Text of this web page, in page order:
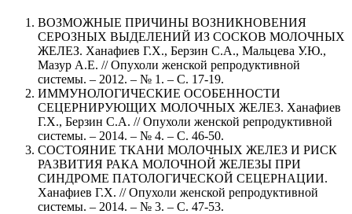
ВОЗМОЖНЫЕ ПРИЧИНЫ ВОЗНИКНОВЕНИЯ
СЕРОЗНЫХ ВЫДЕЛЕНИЙ ИЗ СОСКОВ МОЛОЧНЫХ
ЖЕЛЕЗ. Ханафиев Г.Х., Берзин С.А., Мальцева У.Ю.,
Мазур А.Е. // Опухоли женской репродуктивной
системы. – 2012. – № 1. – С. 17-19.
ИММУНОЛОГИЧЕСКИЕ ОСОБЕННОСТИ
СЕЦЕРНИРУЮЩИХ МОЛОЧНЫХ ЖЕЛЕЗ. Ханафиев
Г.Х., Берзин С.А. // Опухоли женской репродуктивной
системы. – 2014. – № 4. – С. 46-50.
СОСТОЯНИЕ ТКАНИ МОЛОЧНЫХ ЖЕЛЕЗ И РИСК
РАЗВИТИЯ РАКА МОЛОЧНОЙ ЖЕЛЕЗЫ ПРИ
СИНДРОМЕ ПАТОЛОГИЧЕСКОЙ СЕЦЕРНАЦИИ.
Ханафиев Г.Х. // Опухоли женской репродуктивной
системы. – 2014. – № 3. – С. 47-53.